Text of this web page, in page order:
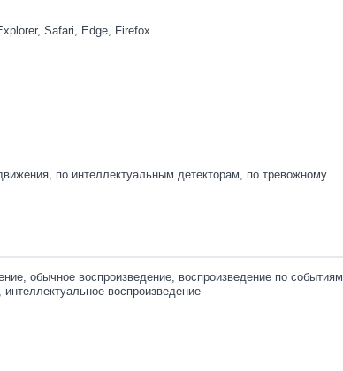
Safari, Edge, Firefox
по интеллектуальным детекторам, по тревожному
обычное воспроизведение, воспроизведение по событиям,
воспроизведение